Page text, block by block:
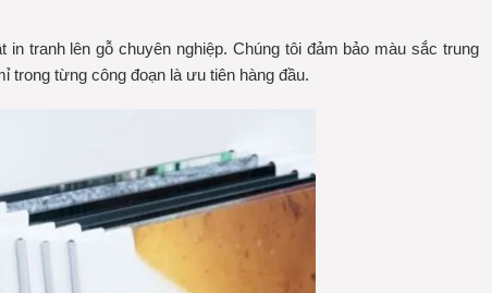
in tranh lên gỗ chuyên nghiệp. Chúng tôi đảm bảo màu sắc trung
trong từng công đoạn là ưu tiên hàng đầu.